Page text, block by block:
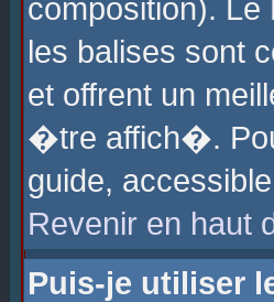
composition).
les balises sont
et offrent un
�tre affich�.
guide,
Revenir en haut
Puis-je utiliser